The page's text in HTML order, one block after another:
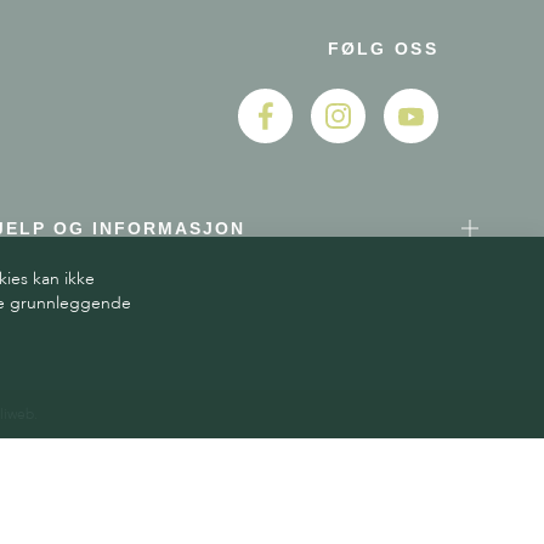
OG INFORMASJON
FØLG OSS
kan ikke
grunnleggende